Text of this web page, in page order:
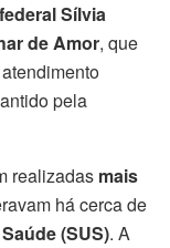
Sílvia
de Amor, que
pela
realizadas mais
há cerca de
(SUS). A